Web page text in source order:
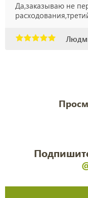
Да,заказываю не